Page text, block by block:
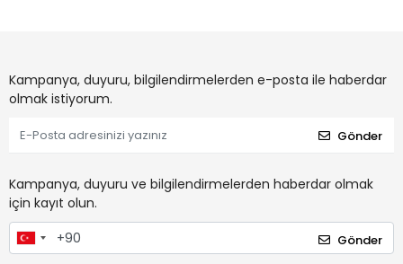
Kampanya, duyuru, bilgilendirmelerden e-posta ile haberdar
olmak istiyorum.
Gönder
Kampanya, duyuru ve bilgilendirmelerden haberdar olmak
için kayıt olun.
Gönder